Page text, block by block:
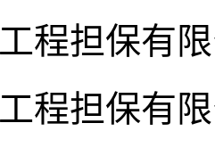
程担保有
程担保有